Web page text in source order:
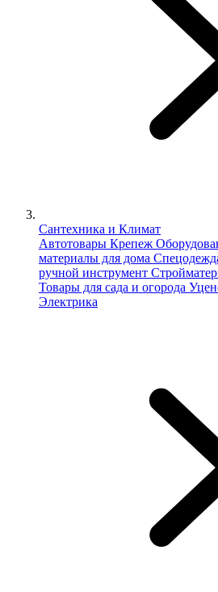
Сантехника и Климат
Автотовары Крепеж
материалы для дома
ручной инструмент
Товары для сада и огорода
Электрика